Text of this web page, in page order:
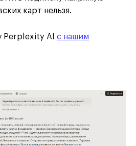
карт нельзя.
Perplexity AI с нашим